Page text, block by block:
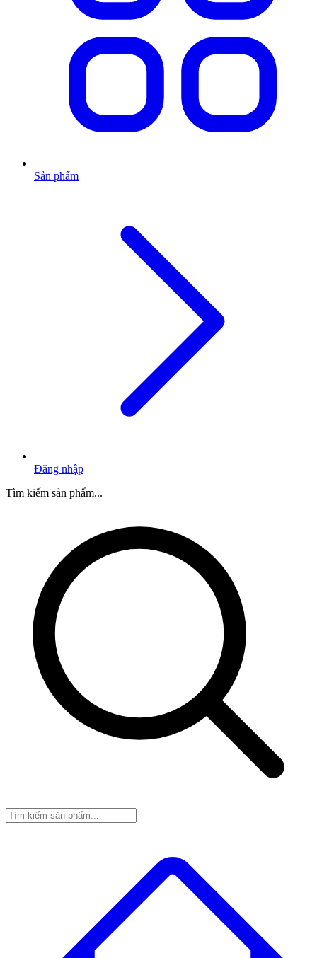
Sản phẩm
Đăng nhập
Tìm kiếm sản phẩm...